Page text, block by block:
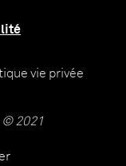
vie privée
© 2021